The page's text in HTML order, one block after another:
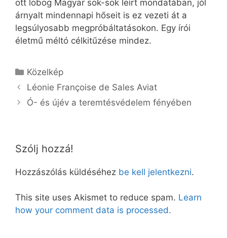
ott lobog Magyar sok-sok leírt mondatában, jól
árnyalt mindennapi hőseit is ez vezeti át a
legsúlyosabb megpróbáltatásokon. Egy írói
életmű méltó célkitűzése mindez.
Kategória
Közelkép
Léonie Françoise de Sales Aviat
Ó- és újév a teremtésvédelem fényében
Szólj hozzá!
Hozzászólás küldéséhez be kell jelentkezni.
This site uses Akismet to reduce spam. Learn
how your comment data is processed.